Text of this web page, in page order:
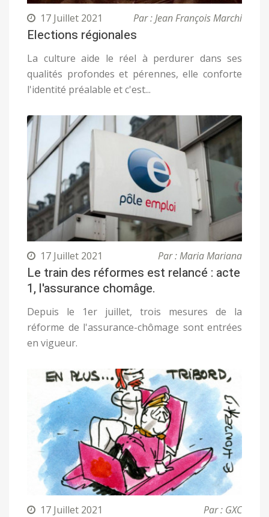
17 Juillet 2021 Par : Jean François Marchi
Elections régionales
La culture aide le réel à perdurer dans ses
qualités profondes et pérennes, elle conforte
l'identité préalable et c'est...
17 Juillet 2021 Par : Maria Mariana
Le train des réformes est relancé : acte
1, l'assurance chomâge.
Depuis le 1er juillet, trois mesures de la
réforme de l'assurance-chômage sont entrées
en vigueur.
17 Juillet 2021 Par : GXC